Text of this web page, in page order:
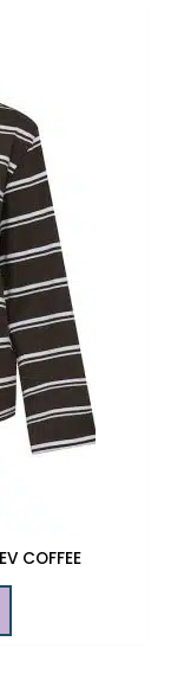
COFFEE
varianter.
Mulighederne
kan
vælges
varesiden